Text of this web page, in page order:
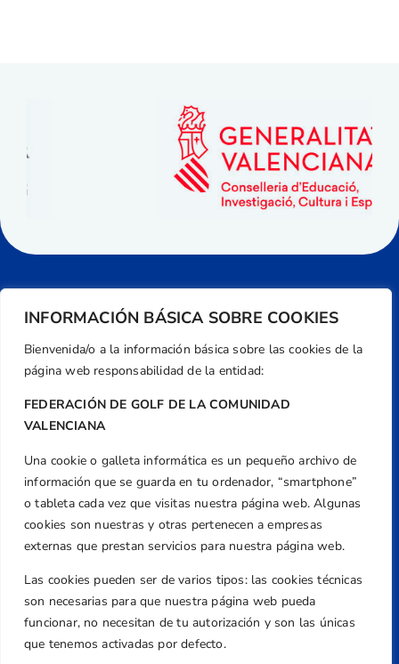
INFORMACIÓN BÁSICA SOBRE COOKIES
Bienvenida/o a la información básica sobre las cookies de la
página web responsabilidad de la entidad:
FEDERACIÓN DE GOLF DE LA COMUNIDAD
VALENCIANA
Una cookie o galleta informática es un pequeño archivo de
información que se guarda en tu ordenador, “smartphone”
o tableta cada vez que visitas nuestra página web. Algunas
cookies son nuestras y otras pertenecen a empresas
externas que prestan servicios para nuestra página web.
Las cookies pueden ser de varios tipos: las cookies técnicas
son necesarias para que nuestra página web pueda
funcionar, no necesitan de tu autorización y son las únicas
que tenemos activadas por defecto.
Dirección
Centre de L´Esport, Carrer d'Isaac Peral i
Caballero, Nº 5, Despachos 2 y 3, 46980,
Valencia
+34 961 367 799
Email
federacion@golfcv.com